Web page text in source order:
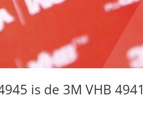
is de 3M VHB 4941